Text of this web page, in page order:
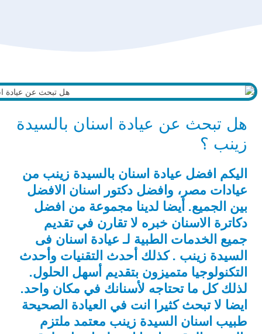
هل تبحث عن عيادة اسنان بالسيدة
زينب ؟
اليكم افضل عيادة اسنان بالسيدة زينب من
عيادات مصر، وافضل دكتور اسنان الافضل
بين الجميع. أيضا لدينا مجموعة من افضل
دكاترة الاسنان خبره لا تقارن في تقديم
جميع الخدمات الطبية لـ عيادة اسنان فى
السيدة زينب . كذلك أحدث التقنيات وأحدث
التكنولوجيا متميزون بتقديم أسهل الحلول.
لذلك كل ما تحتاجه لأسنانك في مكان واحد.
ايضا لا تبحث كثيرا انت في العيادة الصحيحة
طبيب اسنان السيدة زينب معتمد ملتزم